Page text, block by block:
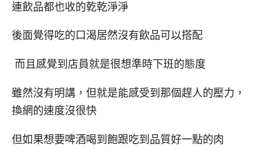
連飲品都也收的乾乾淨淨
後面覺得吃的口渴居然沒有飲品可以搭配
而且感覺到店員就是很想準時下班的態度
雖然沒有明講，但就是能感受到那個趕人的壓力，
換網的速度沒很快
但如果想要啤酒喝到飽跟吃到品質好一點的肉